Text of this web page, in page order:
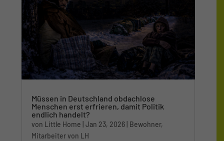
Müssen in Deutschland obdachlose
Menschen erst erfrieren, damit Politik
endlich handelt?
von Little Home |Jan 23, 2026 Bewohner,
Mitarbeiter von LH